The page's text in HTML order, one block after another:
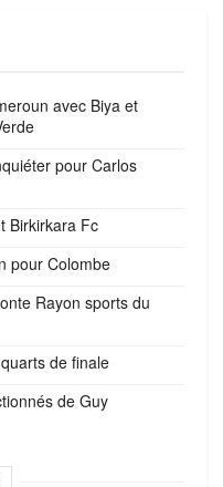
avec Biya et
pour Carlos
Birkirkara Fc
pour Colombe
Rayon sports du
de finale
de Guy